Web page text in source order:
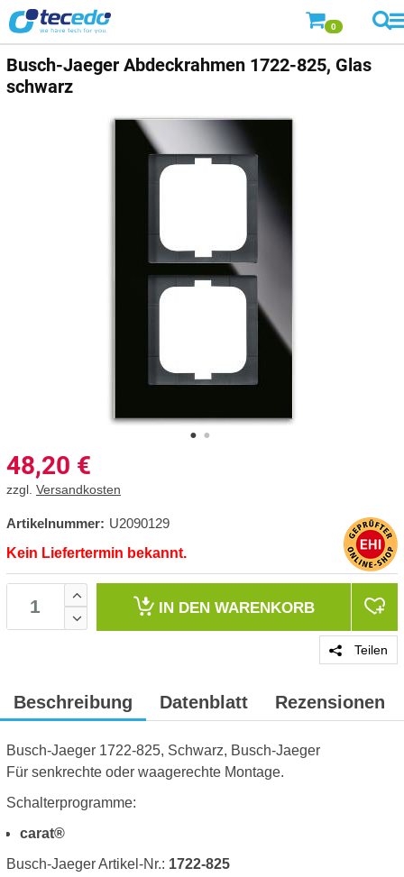
0
Busch-Jaeger Abdeckrahmen 1722-825, Glas
schwarz
48,20 €
zzgl. Versandkosten
Artikelnummer: U2090129
Kein Liefertermin bekannt.
IN DEN WARENKORB
Teilen
Beschreibung Datenblatt Rezensionen
Busch-Jaeger 1722-825, Schwarz, Busch-Jaeger
Für senkrechte oder waagerechte Montage.
Schalterprogramme:
carat®
Busch-Jaeger Artikel-Nr.: 1722-825